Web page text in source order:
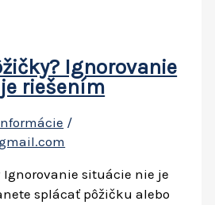
Ignorovanie
riešením
/
Ignorovanie situácie nie je
splácať pôžičku alebo